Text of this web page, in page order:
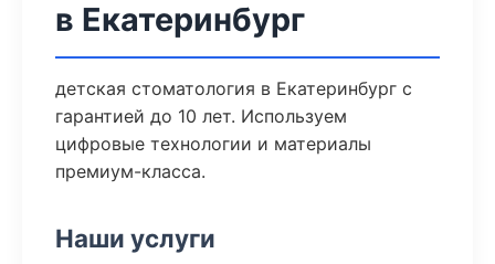
в Екатеринбург
детская стоматология в Екатеринбург с
гарантией до 10 лет. Используем
цифровые технологии и материалы
премиум-класса.
Наши услуги